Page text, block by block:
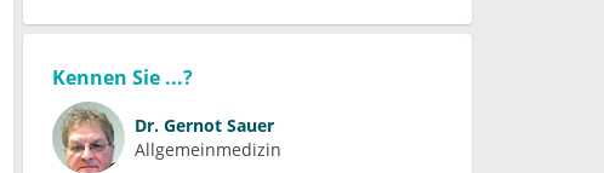
Kennen Sie ...?
Dr. Gernot Sauer
Allgemeinmedizin